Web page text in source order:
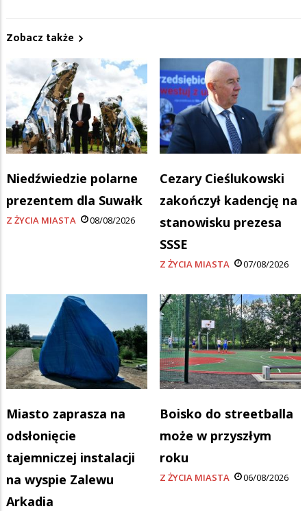
Zobacz także
Niedźwiedzie polarne
prezentem dla Suwałk
Z ŻYCIA MIASTA 08/08/2026
Cezary Cieślukowski
zakończył kadencję na
stanowisku prezesa
SSSE
Z ŻYCIA MIASTA 07/08/2026
Miasto zaprasza na
odsłonięcie
tajemniczej instalacji
na wyspie Zalewu
Arkadia
Boisko do streetballa
może w przyszłym
roku
Z ŻYCIA MIASTA 06/08/2026